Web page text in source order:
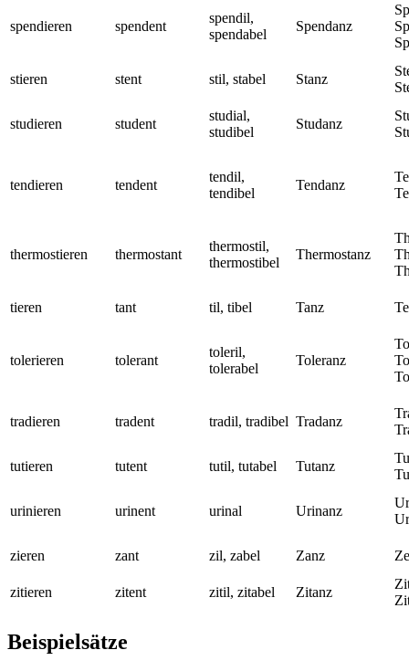
spendieren spendent
spendil,
spendabel
Spendanz
stieren stent stil, stabel Stanz
studieren student
studial,
studibel
Studanz
tendieren tendent
tendil,
tendibel
Tendanz
thermostieren thermostant
thermostil,
thermostibel
Thermostanz
tieren tant til, tibel Tanz
tolerieren tolerant
toleril,
tolerabel
Toleranz
tradieren tradent tradil, tradibel Tradanz
tutieren tutent tutil, tutabel Tutanz
urinieren urinent urinal Urinanz
zieren zant zil, zabel Zanz
zitieren zitent zitil, zitabel Zitanz
Beispielsätze